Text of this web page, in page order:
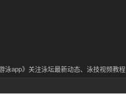
泳app》关注泳坛最新动态、泳技视频教程